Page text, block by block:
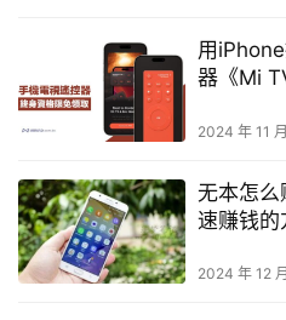
用
器《Mi
2024 年 11
无本怎么
速赚钱的
2024 年 12